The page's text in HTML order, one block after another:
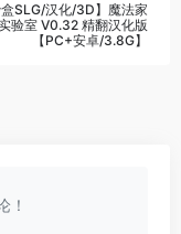
盒SLG/汉化/3D】魔法家
验室 V0.32 精翻汉化版
【PC+安卓/3.8G】
！